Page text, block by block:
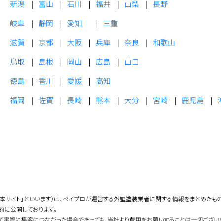
新潟
富山 石川 福井 山梨
長野
岐阜
静岡 愛知
三重
滋賀
京都 大阪 兵庫 奈良
和歌山
鳥取
島根 岡山 広島
山口
徳島
香川 愛媛
高知
福岡
佐賀 長崎 熊本 大分 宮崎 鹿児島
サイト」といいます）は、ペイプロが運営する外壁塗装業者に関する情報をまとめたも
公開しております。
実際に集客につながった場合であっても、当社より費用をお願いすることは一切ござい